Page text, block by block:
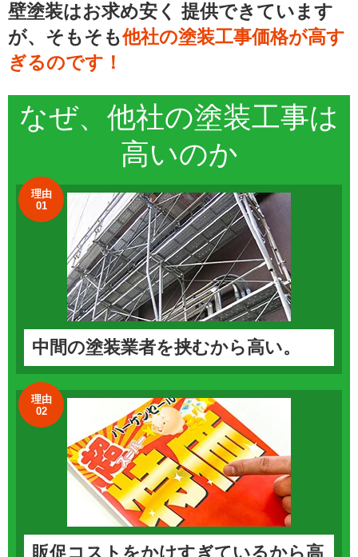
壁塗装はお求め安く 提供できています
が、そもそも他社の塗装工事価格が高す
ぎるのです！
なぜ、他社の塗装工事は
高いのか
理由
01
中間の塗装業者を挟むから高い。
理由
02
販促コストをかけすぎているから高